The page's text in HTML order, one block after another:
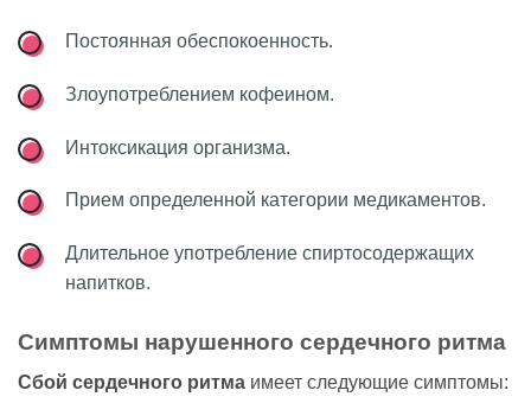
Постоянная обеспокоенность.
Злоупотреблением кофеином.
Интоксикация организма.
Прием определенной категории медикаментов.
Длительное употребление спиртосодержащих
напитков.
Симптомы нарушенного сердечного ритма
Сбой сердечного ритма имеет следующие симптомы: